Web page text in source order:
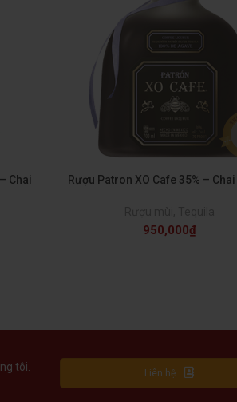
Chai
Rượu Patron XO Cafe 35% – Chai
950,000₫
tôi. Liên hệ